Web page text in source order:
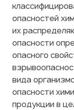
опасностей
их
опасности
опасного
вида
опасности
продукции в